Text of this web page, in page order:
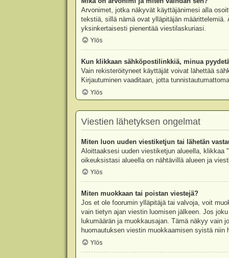
Arvonimet, jotka näkyvät käyttäjänimesi alla
tekstiä, sillä nämä ovat ylläpitäjän
yksinkertaisesti pienentää viestilaskuriasi.
Ylös
Kun klikkaan sähköpostilinkkiä, minua
Vain rekisteröityneet käyttäjät voivat lähettää
Kirjautuminen vaaditaan, jotta
Ylös
Viestien lähetyksen ongelmat
Miten luon uuden viestiketjun tai lähetän
Aloittaaksesi uuden viestiketjun alueella,
oikeuksistasi alueella on nähtävillä alueen ja
Ylös
Miten muokkaan tai poistan viestejä?
Jos et ole foorumin ylläpitäjä tai valvoja, voit
vain tietyn ajan viestin luomisen jälkeen. Jos
lukumäärän ja muokkausajan. Tämä näkyy
huomautuksen viestin muokkaamisen syistä
Ylös